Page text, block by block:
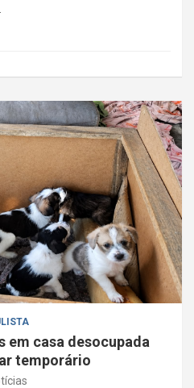
em casa desocupada
temporário